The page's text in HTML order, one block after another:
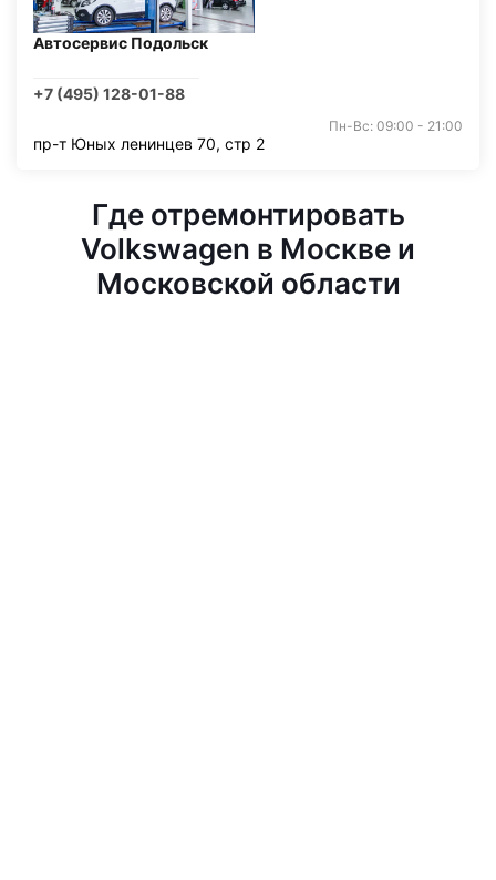
Автосервис Подольск
+7 (495) 128-01-88
Пн-Вс: 09:00 - 21:00
пр-т Юных ленинцев 70, стр 2
Где отремонтировать
Volkswagen в Москве и
Московской области